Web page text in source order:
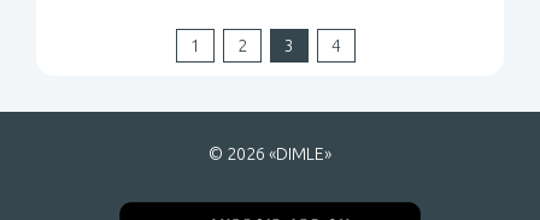
1 2 3 4
© 2026 «DIMLE»